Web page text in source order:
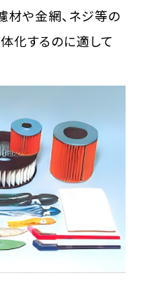
材や金網、ネジ等の
化するのに適して